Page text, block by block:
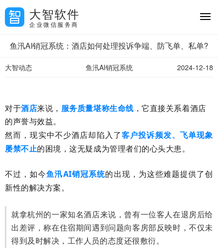
大智软件
企业微信服务商
鱼汛AI销冠系统：酒店如何处理投诉争端、防飞单、私单?
大智动态 鱼汛AI销冠系统 2024-12-18
对于酒店来说， 服务质量堪称生命线 ，它直接关系着酒店
的声誉与效益。
然而，现实中不少酒店却陷入了客户投诉频发、飞单现象
屡禁不止的困境，这无疑成为管理者们的心头大患。
不过，如今鱼汛AI销冠系统的出现， 为这些难题提供了创
新性的解决方案。
就拿杭州的一家知名酒店来说，曾有一位客人在退房后给
出差评，称在住宿期间遇到问题向客房部反映时，不仅未
得到及时解决，工作人员的态度还很敷衍。